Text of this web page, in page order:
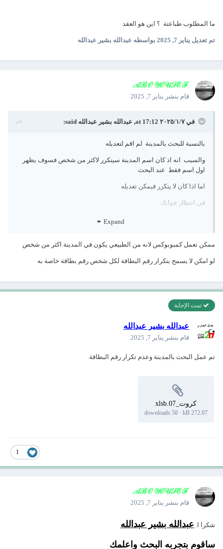
ما المطلوب طباعتة ؟ اين هو العقد
تم تعديل يناير 7, 2025 بواسطه عبدالله بشير عبدالله
𝒜ℬ𝒪 𝒴𝒪𝒰𝒮ℰℱ
قام بنشر يناير 7, 2025
في ٧‏/١‏/٢٠٢٥ at 17:12, عبدالله بشير عبداللهsaid:
بالنسبة للبحث بالمدينة لم اقم لتعديله
والسبب انه اذ كان اسم المدينة سينكرر لاكثر من شخص فسوف يظهر
اول اسم فقط عند البحث
اما اذا كان لا يتكرر فيمكن تعديله
في اتنظار جوابك
يمكن عمل كمبوبكس به اسماء المدن وعتد الاختيار تظهر في
ما المطلوب طباعتة ؟ اين هو العقد
Expand
ممكن نعمل كمبوبوكس لانه من الطبيعي يكون في المدينة اكثر من شخص
لو امكن لا يسمح بتكرار رقم البطاقة لكل شخص رقم بطاقة خاصة به
تمت الإجابة
عبدالله بشير عبدالله
قام بنشر يناير 7, 2025
تم عمل البحث بالمدينة وعدم تكرار رقم البطاقة
كروت_07.xlsb
272.07 kB
·
58 downloads
𝒜ℬ𝒪 𝒴𝒪𝒰𝒮ℰℱ
قام بنشر يناير 7, 2025
شكرا ا. عبدالله بشير عبدالله
ساقوم بتجربه البحث واعلمك